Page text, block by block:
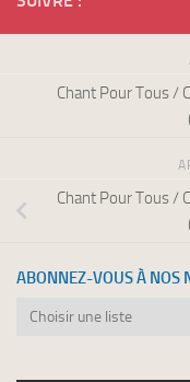
Chant Pour Tous /
Chant Pour Tous /
ABONNEZ-VOUS À NOS
Abonnez-